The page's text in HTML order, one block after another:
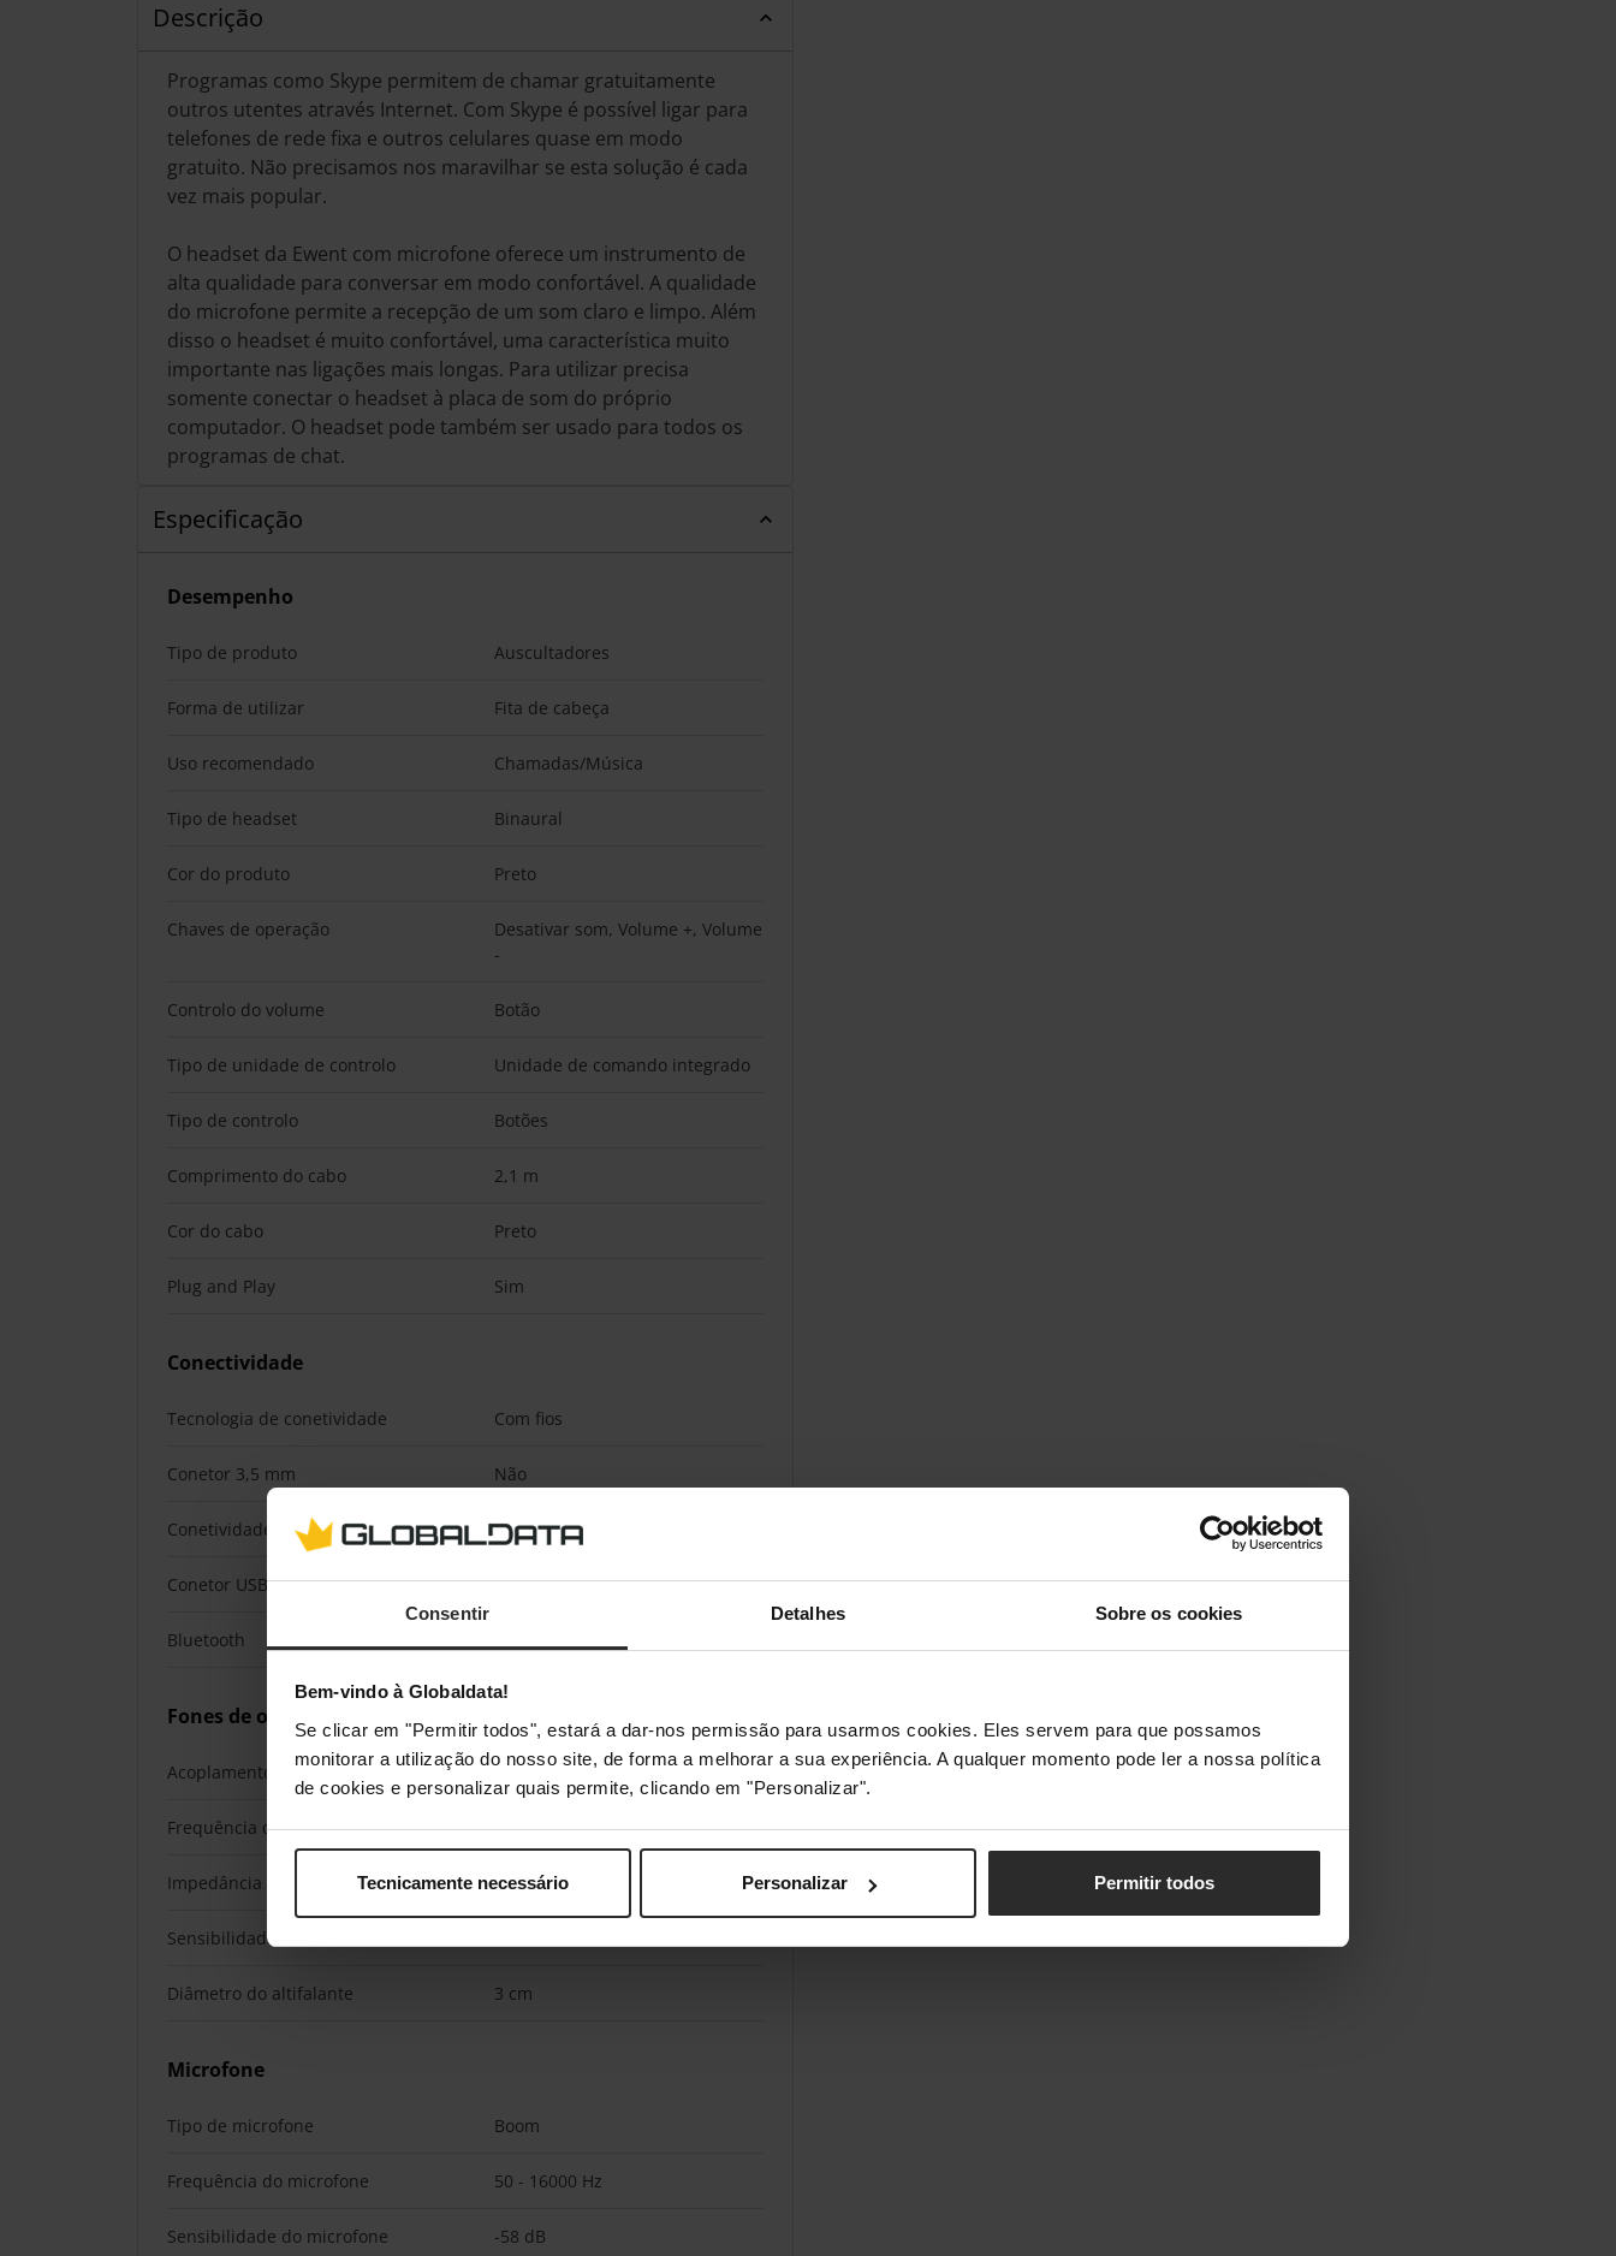
Consentir Detalhes Sobre os cookies
Bem-vindo à Globaldata!
Se clicar em "Permitir todos", estará a dar-nos permissão para usarmos cookies. Eles servem para que possamos
monitorar a utilização do nosso site, de forma a melhorar a sua experiência. A qualquer momento pode ler a nossa política
de cookies e personalizar quais permite, clicando em "Personalizar".
Tecnicamente necessário Personalizar Permitir todos
Descrição
Programas como Skype permitem de chamar gratuitamente
outros utentes através Internet. Com Skype é possível ligar para
telefones de rede fixa e outros celulares quase em modo
gratuito. Não precisamos nos maravilhar se esta solução é cada
vez mais popular.
O headset da Ewent com microfone oferece um instrumento de
alta qualidade para conversar em modo confortável. A qualidade
do microfone permite a recepção de um som claro e limpo. Além
disso o headset é muito confortável, uma característica muito
importante nas ligações mais longas. Para utilizar precisa
somente conectar o headset à placa de som do próprio
computador. O headset pode também ser usado para todos os
programas de chat.
Especificação
Desempenho
Tipo de produto Auscultadores
Forma de utilizar Fita de cabeça
Uso recomendado Chamadas/Música
Tipo de headset Binaural
Cor do produto Preto
Chaves de operação
Desativar som, Volume +, Volume
-
Controlo do volume Botão
Tipo de unidade de controlo Unidade de comando integrado
Tipo de controlo Botões
Comprimento do cabo 2,1 m
Cor do cabo Preto
Plug and Play Sim
Conectividade
Tecnologia de conetividade Com fios
Conetor 3,5 mm Não
Conetividade USB Sim
Conetor USB USB Type-A
Bluetooth
Fones de ouvido
Acoplamento do ouvido Circum-aural
Frequência dos auscultadores 20 - 20000 Hz
Impedância 32 Ω
Sensibilidade dos auscultadores
Diâmetro do altifalante 3 cm
Microfone
Tipo de microfone Boom
Frequência do microfone 50 - 16000 Hz
Sensibilidade do microfone -58 dB